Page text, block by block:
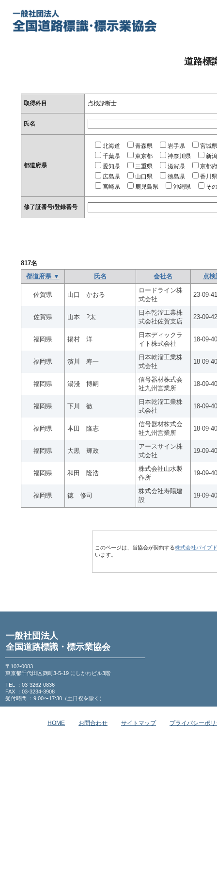
道路標
取得科目 点検診断士
氏名
都道府県
北海道 青森県 岩手県
宮城県
千葉県
東京都 神奈川県
新
愛知県
三重県 滋賀県
京都府
広島県
山口県 徳島県
香川県
宮崎県
鹿児島県 沖縄県 そ
修了証番号/登録番号
817名
都道府県 ▼
氏名 会社名 点
佐賀県 山口 かおる
ロードライン株
式会社
23-09-
佐賀県 山本 ?太
日本乾溜工業株
式会社佐賀支店
23-09-
福岡県 揚村 洋
日本ディックラ
イト株式会社
18-09-
福岡県 濱川 寿一
日本乾溜工業株
式会社
18-09-
福岡県 湯淺 博嗣
信号器材株式会
社九州営業所
18-09-
福岡県 下川 徹
日本乾溜工業株
式会社
18-09-
福岡県 本田 隆志
信号器材株式会
社九州営業所
18-09-
福岡県 大黒 輝政
アースサイン株
式会社
19-09-
福岡県 和田 隆浩
株式会社山水製
作所
19-09-
福岡県 徳 修司
株式会社寿陽建
設
19-09-
このページは、当協会が契約する株式会社パイプ
います。
一般社団法人
全国道路標識・標示業協会
〒102-0083
東京都千代田区麹町3-5-19 にしかわビル3階
TEL ：03-3262-0836
FAX ：03-3234-3908
受付時間 ：9:00〜17:30（土日祝を除く）
HOME お問合わせ サイトマップ プライバシーポ